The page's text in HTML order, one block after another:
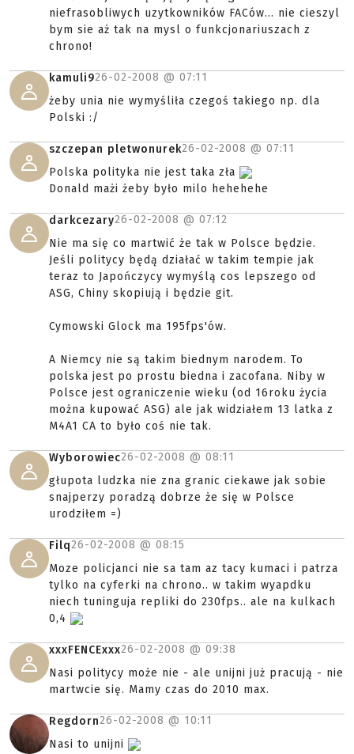
niefrasobliwych uzytkowników FACów... nie cieszyl
bym sie aż tak na mysl o funkcjonariuszach z
chrono!
kamuli926-02-2008 @ 07:11
żeby unia nie wymyśliła czegoś takiego np. dla
Polski :/
szczepan pletwonurek26-02-2008 @ 07:11
Polska polityka nie jest taka zła
Donald mażi żeby było milo hehehehe
darkcezary26-02-2008 @ 07:12
Nie ma się co martwić że tak w Polsce będzie.
Jeśli politycy będą działać w takim tempie jak
teraz to Japończycy wymyślą cos lepszego od
ASG, Chiny skopiują i będzie git.
Cymowski Glock ma 195fps'ów.
A Niemcy nie są takim biednym narodem. To
polska jest po prostu biedna i zacofana. Niby w
Polsce jest ograniczenie wieku (od 16roku życia
można kupować ASG) ale jak widziałem 13 latka z
M4A1 CA to było coś nie tak.
Wyborowiec26-02-2008 @ 08:11
głupota ludzka nie zna granic ciekawe jak sobie
snajperzy poradzą dobrze że się w Polsce
urodziłem =)
Filq26-02-2008 @ 08:15
Moze policjanci nie sa tam az tacy kumaci i patrza
tylko na cyferki na chrono.. w takim wyapdku
niech tuninguja repliki do 230fps.. ale na kulkach
0,4
xxxFENCExxx26-02-2008 @ 09:38
Nasi politycy może nie - ale unijni już pracują - nie
martwcie się. Mamy czas do 2010 max.
Regdorn26-02-2008 @ 10:11
Nasi to unijni